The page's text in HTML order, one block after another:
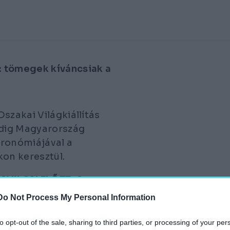
Not Process My Personal Information
opt-out of the sale, sharing to third parties, or processing of your
tömegek kíváncsiak a
Világkiállítás
Magyarország
a
keresztül.
ELŐTT: A
AZ EXPÓ
ÉS AZ